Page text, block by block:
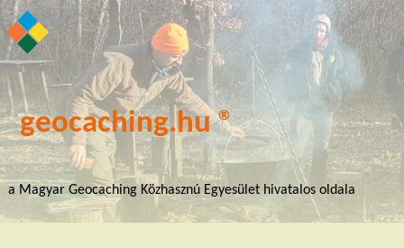
geocaching.hu ®
a Magyar Geocaching Közhasznú Egyesület hivatalos oldala